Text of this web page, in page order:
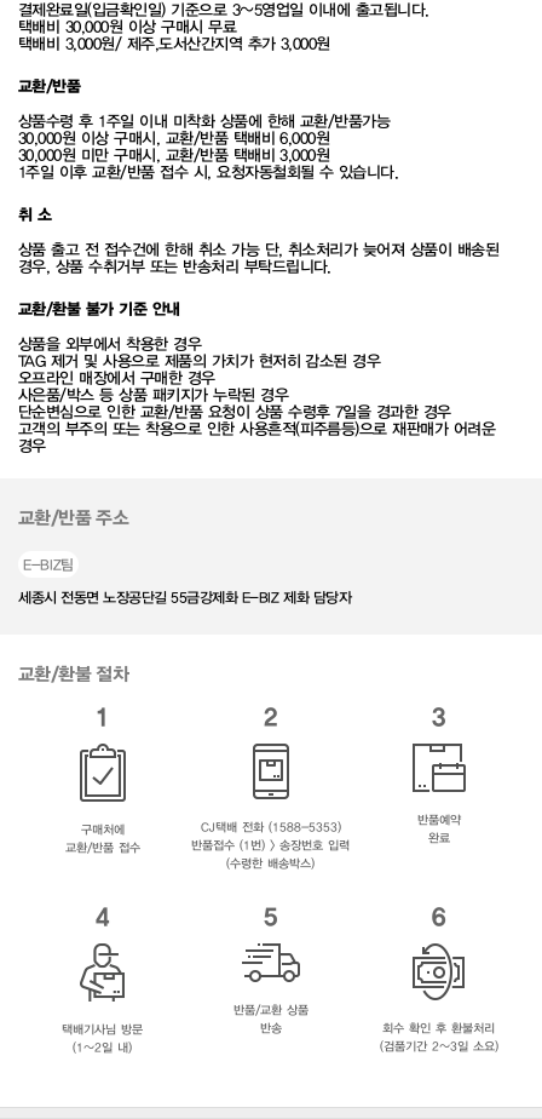
결제완료일(입금확인일) 기준으로 3~5영업일 이내에 출고됩니다.
택배비 30,000원 이상 구매시 무료
택배비 3,000원/ 제주,도서산간지역 추가 3,000원
교환/반품
상품수령 후 1주일 이내 미착화 상품에 한해 교환/반품가능
30,000원 이상 구매시, 교환/반품 택배비 6,000원
30,000원 미만 구매시, 교환/반품 택배비 3,000원
1주일 이후 교환/반품 접수 시, 요청자동철회될 수 있습니다.
취 소
상품 출고 전 접수건에 한해 취소 가능 단, 취소처리가 늦어져 상품이 배송된
경우, 상품 수취거부 또는 반송처리 부탁드립니다.
교환/환불 불가 기준 안내
상품을 외부에서 착용한 경우
TAG 제거 및 사용으로 제품의 가치가 현저히 감소된 경우
오프라인 매장에서 구매한 경우
사은품/박스 등 상품 패키지가 누락된 경우
단순변심으로 인한 교환/반품 요청이 상품 수령후 7일을 경과한 경우
고객의 부주의 또는 착용으로 인한 사용흔적(피주름등)으로 재판매가 어려운
경우
교환/반품 주소
E-BIZ팀
세종시 전동면 노장공단길 55금강제화 E-BIZ 제화 담당자
교환/환불 절차
1
구매처에
교환/반품 접수
2
CJ택배 전화 (1588-5353)
반품접수 (1번) > 송장번호 입력
(수령한 배송박스)
3
반품예약
완료
4
택배기사님 방문
(1~2일 내)
5
반품/교환 상품
반송
6
회수 확인 후 환불처리
(검품기간 2~3일 소요)